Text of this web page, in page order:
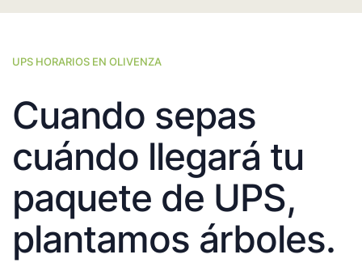
UPS HORARIOS EN OLIVENZA
Cuando sepas
cuándo llegará tu
paquete de UPS,
plantamos árboles.